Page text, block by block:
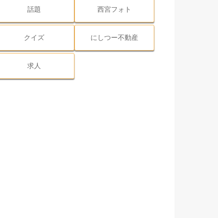
話題 西宮フォト
クイズ にしつー不動産
求人